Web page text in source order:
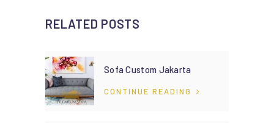
RELATED POSTS
Sofa Custom Jakarta
CONTINUE READING